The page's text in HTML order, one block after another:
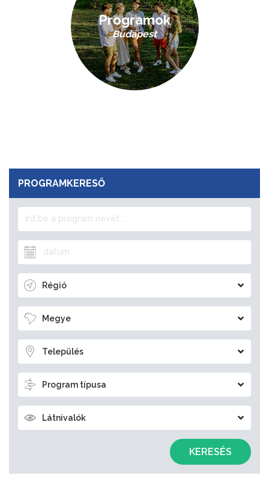
Programok
Budapest
PROGRAMKERESŐ
Régió
Megye
Település
Program típusa
Látnivalók
KERESÉS